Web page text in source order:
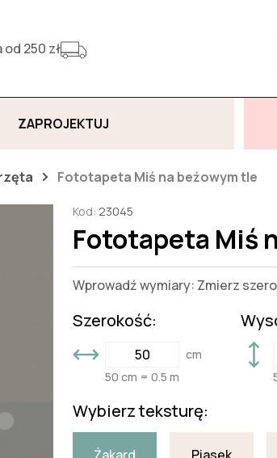
250 zł
ZAPROJEKTUJ
Fototapeta Miś na beżowym tle
Kod: 23045
Fototapeta Miś
Wprowadź wymiary: Zmierz
Szerokość:
cm
50 cm = 0.5 m
Wybierz teksturę: